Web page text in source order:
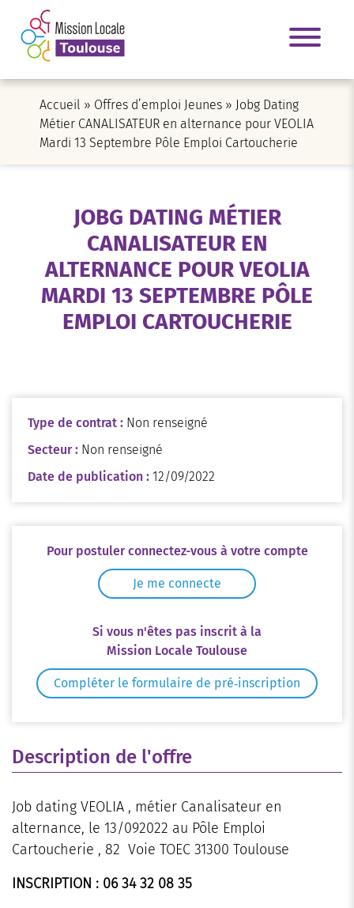
Accueil » Offres d’emploi Jeunes » Jobg Dating
Métier CANALISATEUR en alternance pour VEOLIA
Mardi 13 Septembre Pôle Emploi Cartoucherie
JOBG DATING MÉTIER
CANALISATEUR EN
ALTERNANCE POUR VEOLIA
MARDI 13 SEPTEMBRE PÔLE
EMPLOI CARTOUCHERIE
Description de l'offre
Job dating VEOLIA , métier Canalisateur en
alternance, le 13/092022 au Pôle Emploi
Cartoucherie , 82 Voie TOEC 31300 Toulouse
INSCRIPTION : 06 34 32 08 35
Type de contrat : Non renseigné
Secteur : Non renseigné
Date de publication : 12/09/2022
Pour postuler connectez-vous à votre compte
Je me connecte
Si vous n'êtes pas inscrit à la
Mission Locale Toulouse
Compléter le formulaire de pré‑inscription